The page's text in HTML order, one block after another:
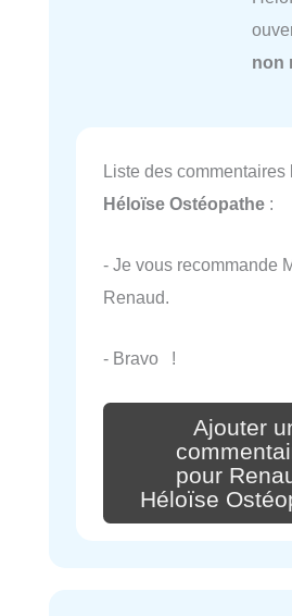
non
Liste des commentaires
Héloïse Ostéopathe :
- Je vous recommande
Renaud.
- Bravo !
Ajouter
pour
Héloïse